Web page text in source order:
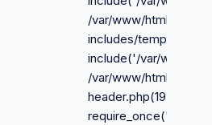
/var/www/html/wp-
includes/template-
include('/var/www/
/var/www/html/wp-
header.php(19):
require_once('/var/